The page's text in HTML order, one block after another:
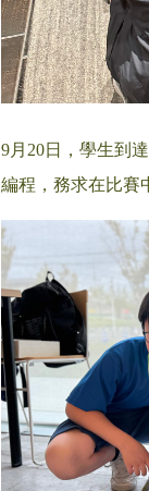
9月20日，學生到
編程，務求在比賽